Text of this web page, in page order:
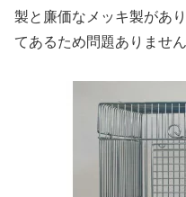
製と廉価なメッキ製があ
てあるため問題ありません